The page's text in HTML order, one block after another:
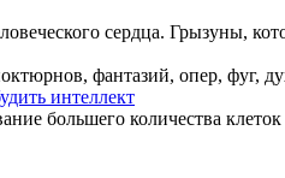
сердца. Грызуны,
фантазий, опер, фуг,
интеллект
большего количества